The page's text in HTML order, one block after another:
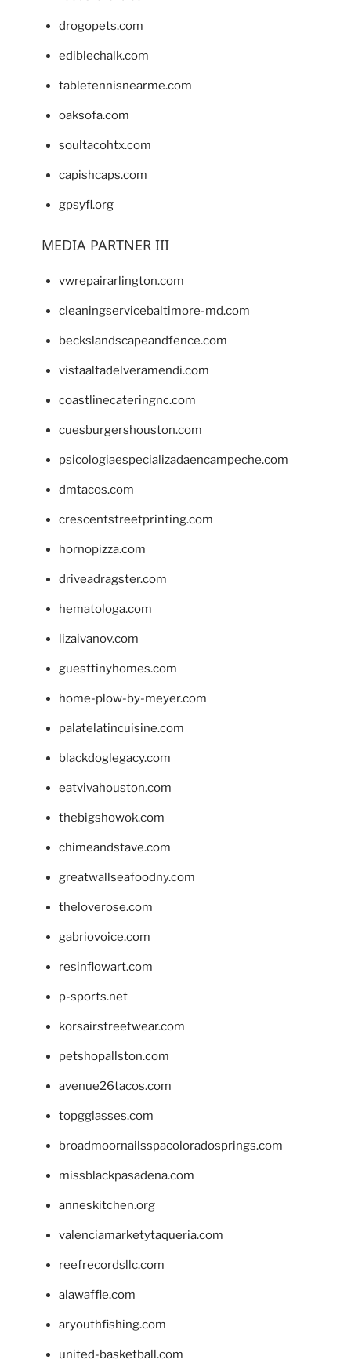
drogopets.com
ediblechalk.com
tabletennisnearme.com
oaksofa.com
soultacohtx.com
capishcaps.com
gpsyfl.org
MEDIA PARTNER III
vwrepairarlington.com
cleaningservicebaltimore-md.com
beckslandscapeandfence.com
vistaaltadelveramendi.com
coastlinecateringnc.com
cuesburgershouston.com
psicologiaespecializadaencampeche.com
dmtacos.com
crescentstreetprinting.com
hornopizza.com
driveadragster.com
hematologa.com
lizaivanov.com
guesttinyhomes.com
home-plow-by-meyer.com
palatelatincuisine.com
blackdoglegacy.com
eatvivahouston.com
thebigshowok.com
chimeandstave.com
greatwallseafoodny.com
theloverose.com
gabriovoice.com
resinflowart.com
p-sports.net
korsairstreetwear.com
petshopallston.com
avenue26tacos.com
topgglasses.com
broadmoornailsspacoloradosprings.com
missblackpasadena.com
anneskitchen.org
valenciamarketytaqueria.com
reefrecordsllc.com
alawaffle.com
aryouthfishing.com
united-basketball.com